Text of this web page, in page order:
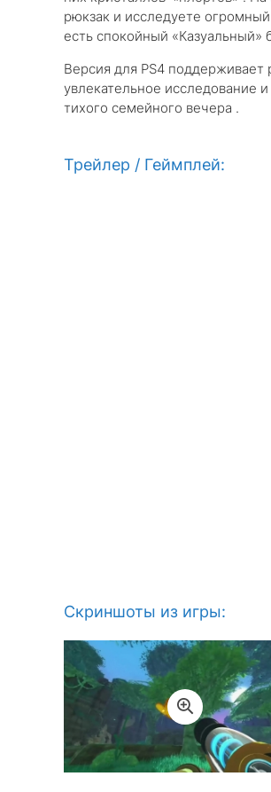
рюкзак и исследуете
есть спокойный «Казуальный»
Версия для PS4 поддерживает
увлекательное исследование
тихого семейного вечера .
Трейлер / Геймплей:
Скриншоты из игры: